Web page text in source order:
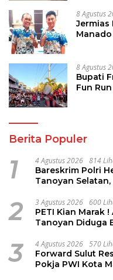
8 Agustus
Jermias
8 Agustus
Bupati
Fun
Berita Populer
1 4 Agustus 2026 814
Bareskrim Polri
Tanoyan
2 3 Agustus 2026 600
PETI Kian Marak
Tanoyan Diduga
3 4 Agustus 2026 570
Forward Sulut
Pokja PWI Kota